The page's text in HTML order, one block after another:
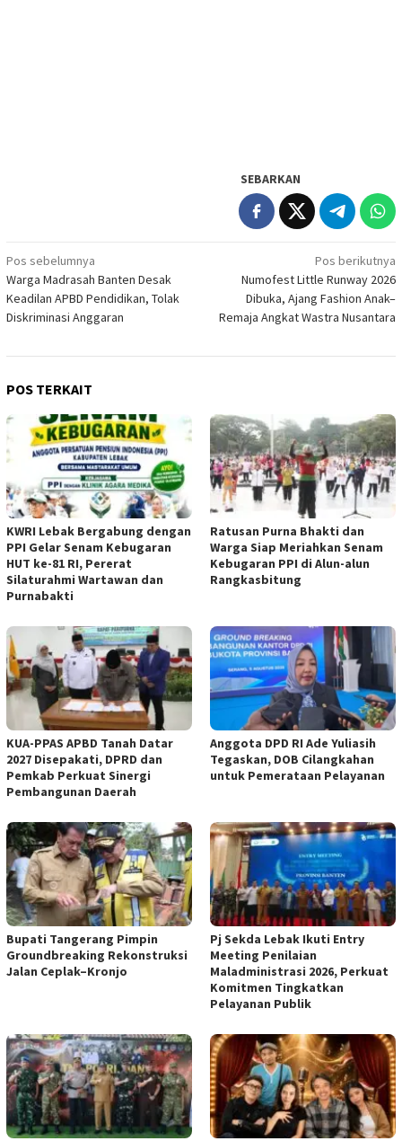
SEBARKAN
Navigasi
pos
Pos sebelumnya
Warga Madrasah Banten Desak
Keadilan APBD Pendidikan, Tolak
Diskriminasi Anggaran
Pos berikutnya
Numofest Little Runway 2026
Dibuka, Ajang Fashion Anak–
Remaja Angkat Wastra Nusantara
POS TERKAIT
KWRI Lebak Bergabung dengan
PPI Gelar Senam Kebugaran
HUT ke-81 RI, Pererat
Silaturahmi Wartawan dan
Purnabakti
Ratusan Purna Bhakti dan
Warga Siap Meriahkan Senam
Kebugaran PPI di Alun-alun
Rangkasbitung
KUA-PPAS APBD Tanah Datar
2027 Disepakati, DPRD dan
Pemkab Perkuat Sinergi
Pembangunan Daerah
Anggota DPD RI Ade Yuliasih
Tegaskan, DOB Cilangkahan
untuk Pemerataan Pelayanan
Bupati Tangerang Pimpin
Groundbreaking Rekonstruksi
Jalan Ceplak–Kronjo
Pj Sekda Lebak Ikuti Entry
Meeting Penilaian
Maladministrasi 2026, Perkuat
Komitmen Tingkatkan
Pelayanan Publik